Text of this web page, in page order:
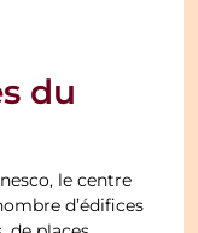
du
le centre
d’édifices